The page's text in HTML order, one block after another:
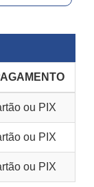
ou PIX
ou PIX
ou PIX